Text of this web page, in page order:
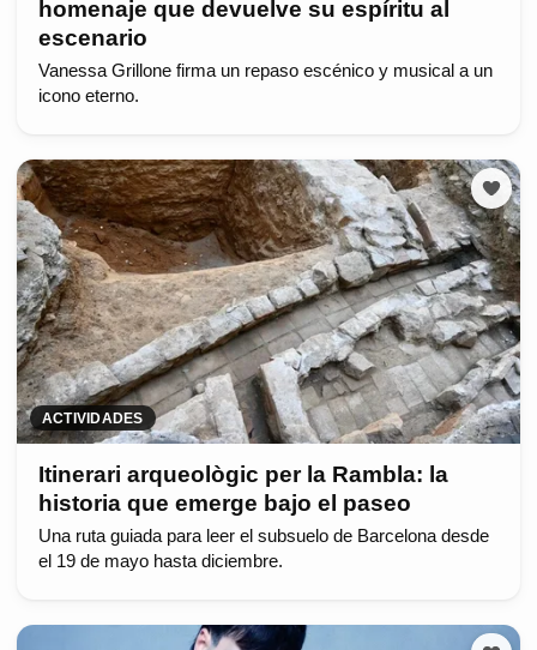
homenaje que devuelve su espíritu al
escenario
Vanessa Grillone firma un repaso escénico y musical a un
icono eterno.
ACTIVIDADES
Itinerari arqueològic per la Rambla: la
historia que emerge bajo el paseo
Una ruta guiada para leer el subsuelo de Barcelona desde
el 19 de mayo hasta diciembre.